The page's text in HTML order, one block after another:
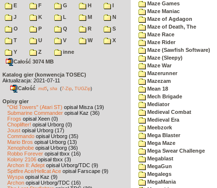
E
F G H
I
J
K L M
N
O
P Q R
S
T
U V W
X
Y
Z
inne
Całość 3074 MB
Katalog gier (konwencja TOSEC)
Aktualizacja: 2021-07-11
Całość md5 sha (7-Zip TUGZip)
Opisy gier
"Old Towers" (Atari ST) opisał Misza (19)
Submarine Commander opisał Kaz (36)
Frogs opisał Xeen (0)
Choplifter! opisał Urborg (0)
Joust opisał Urborg (17)
Commando opisał Urborg (35)
Mario Bros opisał Urborg (13)
Xenophobe opisał Urborg (36)
Robbo Forever opisał tbxx (16)
Kolony 2106 opisał tbxx (3)
Archon II: Adept opisał Urborg/TDC (9)
Spitfire Ace/Hellcat Ace opisał Farscape (9)
Wyspa opisał Kaz (9)
Archon opisał Urborg/TDC (16)
Maze Games
Maze Maniac
Maze of Agdagon
Maze of Death, The
Maze Race
Maze Rider
Maze (Sawfish Software)
Maze (Sleepy)
Maze War
Mazerunner
Mazezam
Mean 18
Mech Brigade
Mediator
Medieval Combat
Medieval Era
Meebzork
Mega Blaster
Mega Maze
Mega Swear Challenge
Megablast
MegaGun
Megalegs
MegaMania